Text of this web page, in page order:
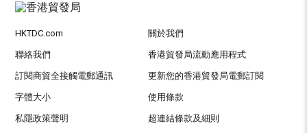
HKTDC.com 關於我們
聯絡我們 香港貿發局流動應用程式
訂閱商貿全接觸電郵通訊 更新您的香港貿發局電郵訂閱
字體大小 使用條款
私隱政策聲明 超連結條款及細則